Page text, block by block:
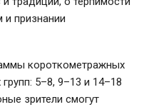
признании
короткометражных
5–8, 9–13 и 14–18
зрители смогут